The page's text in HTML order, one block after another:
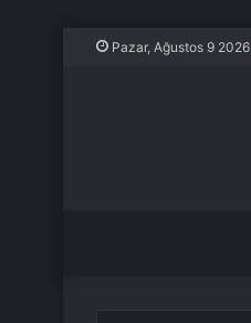
Pazar, Ağustos 9 2026